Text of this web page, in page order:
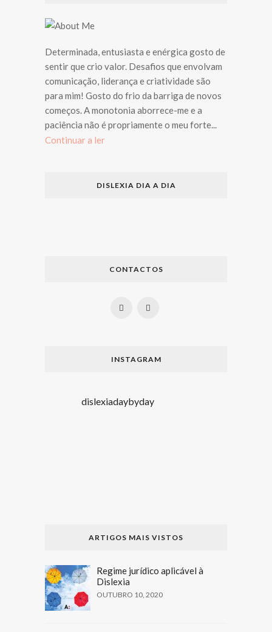
Determinada, entusiasta e enérgica gosto de
sentir que crio valor. Desafios que envolvam
comunicação, liderança e criatividade são
para mim! Gosto do frio da barriga de novos
começos. A monotonia aborrece-me e a
paciência não é propriamente o meu forte...
Continuar a ler
DISLEXIA DIA A DIA
CONTACTOS
INSTAGRAM
dislexiadaybyday
ARTIGOS MAIS VISTOS
Regime jurídico aplicável à
Dislexia
OUTUBRO 10, 2020